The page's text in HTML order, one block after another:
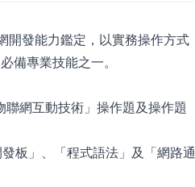
開發能力鑑定，以實務操作方式
備專業技能之一。
網互動技術」操作題及操作題
板」、「程式語法」及「網路通